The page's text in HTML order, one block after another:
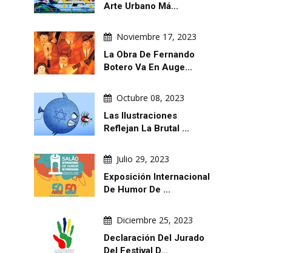
Arte Urbano Má...
Noviembre 17, 2023
La Obra De Fernando
Botero Va En Auge...
Octubre 08, 2023
Las Ilustraciones
Reflejan La Brutal ...
Julio 29, 2023
Exposición Internacional
De Humor De ...
Diciembre 25, 2023
Declaración Del Jurado
Del Festival D...